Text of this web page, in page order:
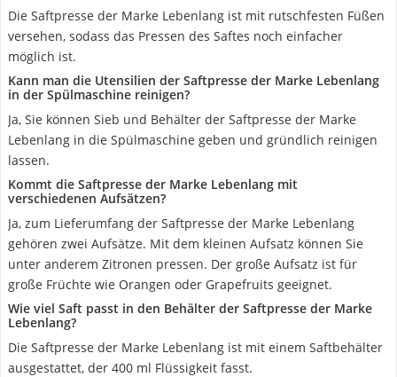
Die Saftpresse der Marke Lebenlang ist mit rutschfesten Füßen
versehen, sodass das Pressen des Saftes noch einfacher
möglich ist.
Kann man die Utensilien der Saftpresse der Marke Lebenlang
in der Spülmaschine reinigen?
Ja, Sie können Sieb und Behälter der Saftpresse der Marke
Lebenlang in die Spülmaschine geben und gründlich reinigen
lassen.
Kommt die Saftpresse der Marke Lebenlang mit
verschiedenen Aufsätzen?
Ja, zum Lieferumfang der Saftpresse der Marke Lebenlang
gehören zwei Aufsätze. Mit dem kleinen Aufsatz können Sie
unter anderem Zitronen pressen. Der große Aufsatz ist für
große Früchte wie Orangen oder Grapefruits geeignet.
Wie viel Saft passt in den Behälter der Saftpresse der Marke
Lebenlang?
Die Saftpresse der Marke Lebenlang ist mit einem Saftbehälter
ausgestattet, der 400 ml Flüssigkeit fasst.